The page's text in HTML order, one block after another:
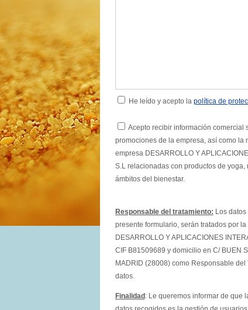
He leído y acepto la política de
Acepto recibir información comercial
promociones de la empresa, así como la
empresa DESARROLLO Y
S.L relacionadas con productos de yoga,
ámbitos del bienestar.
Responsable del tratamiento: Los datos
presente formulario, serán tratados por la
DESARROLLO Y APLICACIONES
CIF B81509689 y domicilio en C/ BUEN
MADRID (28008) como Responsable del
datos.
Finalidad : Le queremos informar de que